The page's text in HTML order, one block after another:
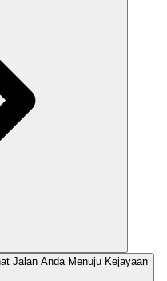
Jalan Anda Menuju Kejayaan